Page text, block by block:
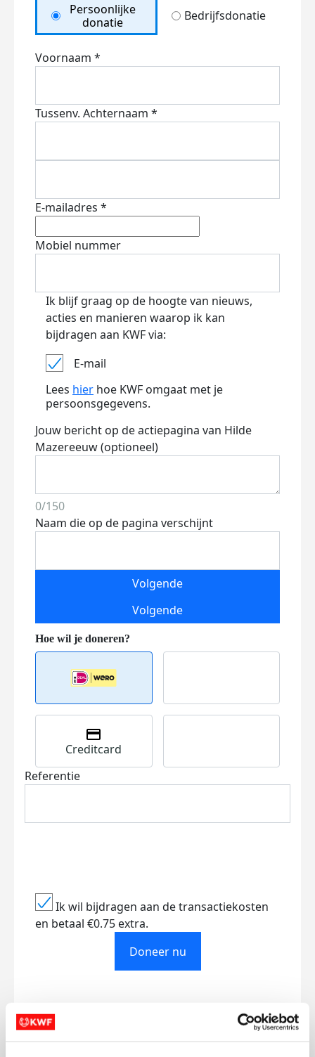
Persoonlijke
donatie
Bedrijfsdonatie
Voornaam *
Tussenv. Achternaam *
E-mailadres *
Mobiel nummer
Ik blijf graag op de hoogte van nieuws,
acties en manieren waarop ik kan
bijdragen aan KWF via:
E-mail
Lees hier hoe KWF omgaat met je
persoonsgegevens.
Jouw bericht op de actiepagina van Hilde
Mazereeuw (optioneel)
0/150
Naam die op de pagina verschijnt
Volgende
Volgende
Creditcard
Referentie
Ik wil bijdragen aan de transactiekosten
en betaal €0.75 extra.
Doneer nu
Opgehaald Streefbedrag